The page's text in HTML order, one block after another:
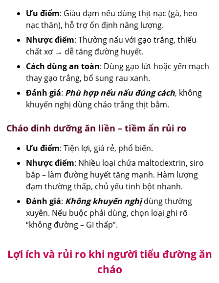
Ưu điểm: Giàu đạm nếu dùng thịt nạc (gà, heo
nạc thăn), hỗ trợ ổn định năng lượng.
Nhược điểm: Thường nấu với gạo trắng, thiếu
chất xơ → dễ tăng đường huyết.
Cách dùng an toàn: Dùng gạo lứt hoặc yến mạch
thay gạo trắng, bổ sung rau xanh.
Đánh giá: Phù hợp nếu nấu đúng cách, không
khuyến nghị dùng cháo trắng thịt bằm.
Cháo dinh dưỡng ăn liền – tiềm ẩn rủi ro
Ưu điểm: Tiện lợi, giá rẻ, phổ biến.
Nhược điểm: Nhiều loại chứa maltodextrin, siro
bắp – làm đường huyết tăng mạnh. Hàm lượng
đạm thường thấp, chủ yếu tinh bột nhanh.
Đánh giá: Không khuyến nghịdùng thường
xuyên. Nếu buộc phải dùng, chọn loại ghi rõ
“không đường – GI thấp”.
Lợi ích và rủi ro khi người tiểu đường ăn
cháo